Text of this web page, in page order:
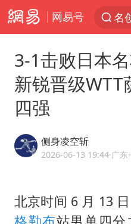
网易号
白
3-1击败日本
新锐晋级WTT
四强
侧身凌空斩
2026-06-13 19:44·广东
北京时间 6 月 13